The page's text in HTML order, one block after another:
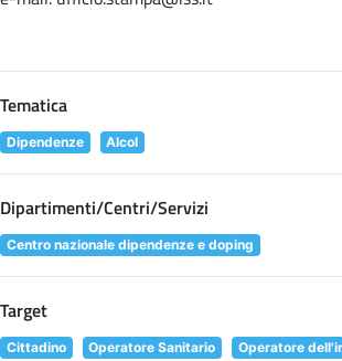
Tematica
Dipendenze Alcol
Dipartimenti/Centri/Servizi
Centro nazionale dipendenze e doping
Target
Cittadino Operatore Sanitario Operatore